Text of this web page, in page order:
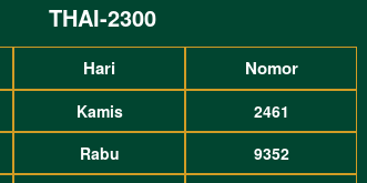
THAI-2300
Hari Nomor
Kamis
2461
Rabu
9352